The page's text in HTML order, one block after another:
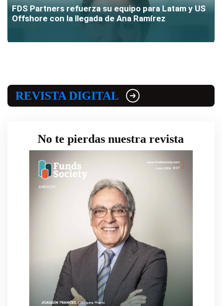
FDS Partners refuerza su equipo para Latam y US
Offshore con la llegada de Ana Ramírez
REVISTA DIGITAL
No te pierdas nuestra revista